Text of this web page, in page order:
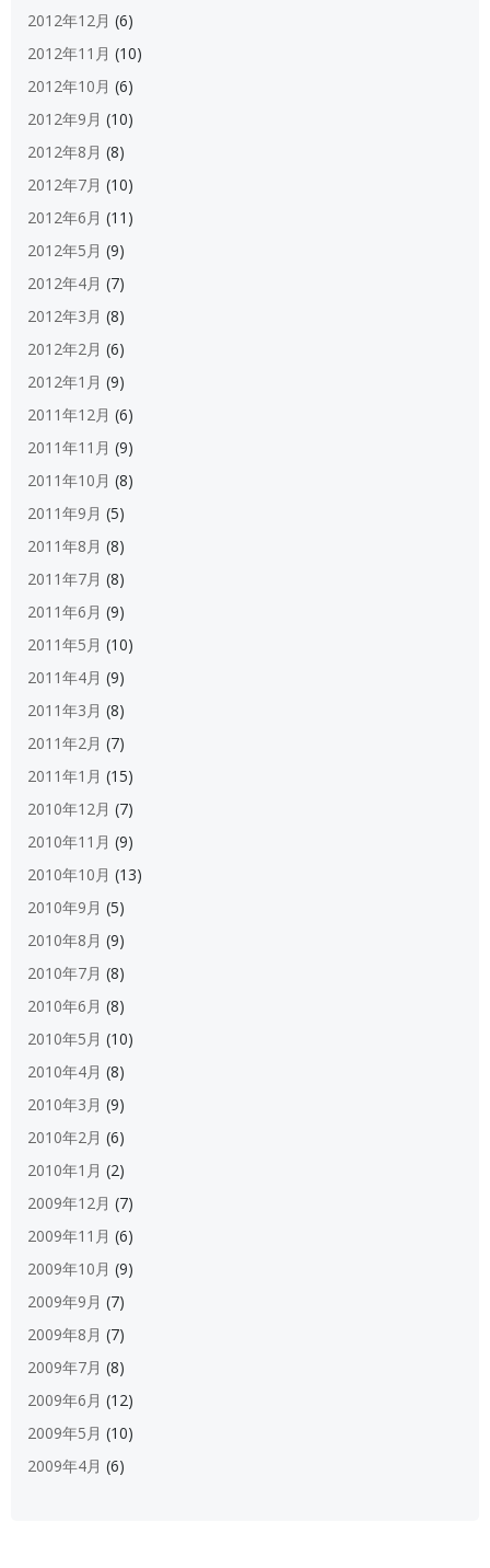
2012年12月 (6)
2012年11月 (10)
2012年10月 (6)
2012年9月 (10)
2012年8月 (8)
2012年7月 (10)
2012年6月 (11)
2012年5月 (9)
2012年4月 (7)
2012年3月 (8)
2012年2月 (6)
2012年1月 (9)
2011年12月 (6)
2011年11月 (9)
2011年10月 (8)
2011年9月 (5)
2011年8月 (8)
2011年7月 (8)
2011年6月 (9)
2011年5月 (10)
2011年4月 (9)
2011年3月 (8)
2011年2月 (7)
2011年1月 (15)
2010年12月 (7)
2010年11月 (9)
2010年10月 (13)
2010年9月 (5)
2010年8月 (9)
2010年7月 (8)
2010年6月 (8)
2010年5月 (10)
2010年4月 (8)
2010年3月 (9)
2010年2月 (6)
2010年1月 (2)
2009年12月 (7)
2009年11月 (6)
2009年10月 (9)
2009年9月 (7)
2009年8月 (7)
2009年7月 (8)
2009年6月 (12)
2009年5月 (10)
2009年4月 (6)